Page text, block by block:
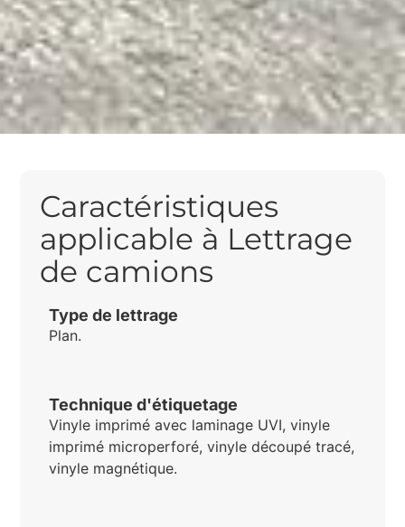
Caractéristiques
applicable à Lettrage
de camions
Type de lettrage
Plan.
Technique d'étiquetage
Vinyle imprimé avec laminage UVI, vinyle
imprimé microperforé, vinyle découpé tracé,
vinyle magnétique.